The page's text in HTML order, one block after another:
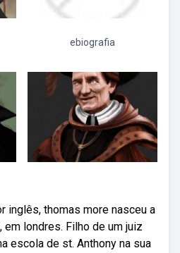
ebiografia
inglês, thomas more nasceu a
londres. Filho de um juiz
escola de st. Anthony na sua